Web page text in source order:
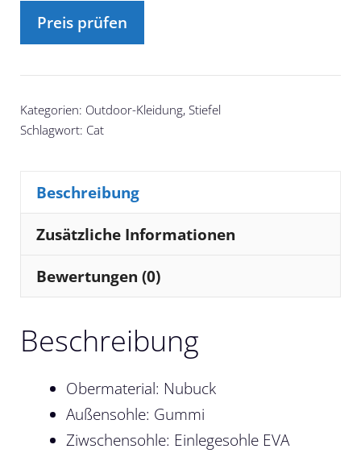
Preis prüfen
Kategorien: Outdoor-Kleidung, Stiefel
Schlagwort: Cat
Beschreibung
Zusätzliche Informationen
Bewertungen (0)
Beschreibung
Obermaterial: Nubuck
Außensohle: Gummi
Ziwschensohle: Einlegesohle EVA